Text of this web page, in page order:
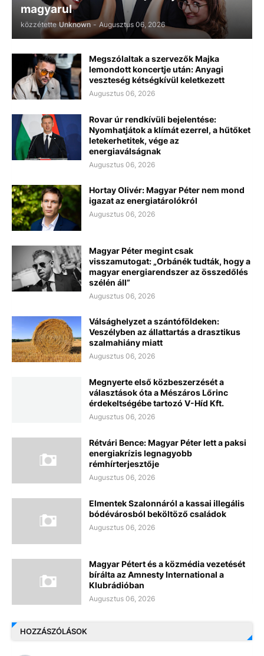
magyarul
közzétette Unknown - Augusztus 06, 2026
Megszólaltak a szervezők Majka
lemondott koncertje után: Anyagi
veszteség kétségkívül keletkezett
Augusztus 06, 2026
Rovar úr rendkívüli bejelentése:
Nyomhatjátok a klímát ezerrel, a hűtőket
letekerhetitek, vége az
energiaválságnak
Augusztus 06, 2026
Hortay Olivér: Magyar Péter nem mond
igazat az energiatárolókról
Augusztus 06, 2026
Magyar Péter megint csak
visszamutogat: „Orbánék tudták, hogy a
magyar energiarendszer az összedőlés
szélén áll”
Augusztus 06, 2026
Válsághelyzet a szántóföldeken:
Veszélyben az állattartás a drasztikus
szalmahiány miatt
Augusztus 06, 2026
Megnyerte első közbeszerzését a
választások óta a Mészáros Lőrinc
érdekeltségébe tartozó V-Híd Kft.
Augusztus 06, 2026
Rétvári Bence: Magyar Péter lett a paksi
energiakrízis legnagyobb
rémhírterjesztője
Augusztus 06, 2026
Elmentek Szalonnáról a kassai illegális
bódévárosból beköltöző családok
Augusztus 06, 2026
Magyar Pétert és a közmédia vezetését
bírálta az Amnesty International a
Klubrádióban
Augusztus 06, 2026
HOZZÁSZÓLÁSOK